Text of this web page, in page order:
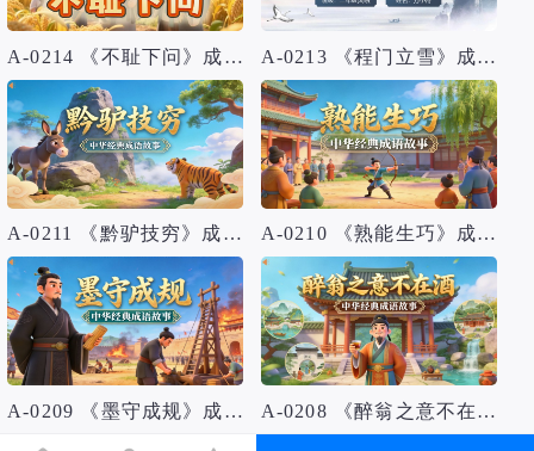
A-0214 《不耻下问》成语故事PPT模板 A-0213 《程门立雪》成语故事PPT模板
A-0211 《黔驴技穷》成语故事PPT模板 A-0210 《熟能生巧》成语故事PPT模板
A-0209 《墨守成规》成语故事PPT模板 A-0208 《醉翁之意不在酒》成语故事PPT模板